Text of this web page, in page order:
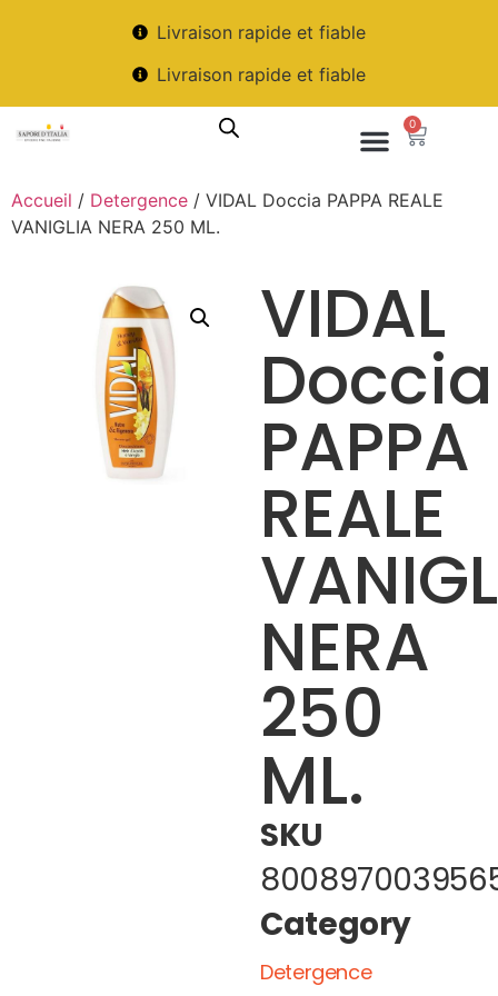
Livraison rapide et fiable
Livraison rapide et fiable
0
Accueil / Detergence / VIDAL Doccia PAPPA REALE
VANIGLIA NERA 250 ML.
VIDAL
Doccia
PAPPA
REALE
NERA
250
ML.
SKU
Category
Detergence